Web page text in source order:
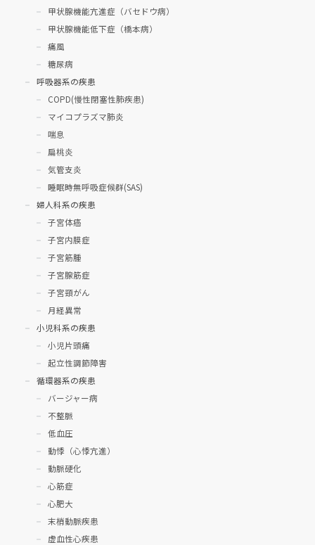
甲状腺機能亢進症（バセドウ病）
甲状腺機能低下症（橋本病）
痛風
糖尿病
呼吸器系の疾患
COPD(慢性閉塞性肺疾患)
マイコプラズマ肺炎
喘息
扁桃炎
気管支炎
睡眠時無呼吸症候群(SAS)
婦人科系の疾患
子宮体癌
子宮内膜症
子宮筋腫
子宮腺筋症
子宮頸がん
月経異常
小児科系の疾患
小児片頭痛
起立性調節障害
循環器系の疾患
バージャー病
不整脈
低血圧
動悸（心悸亢進）
動脈硬化
心筋症
心肥大
末梢動脈疾患
虚血性心疾患